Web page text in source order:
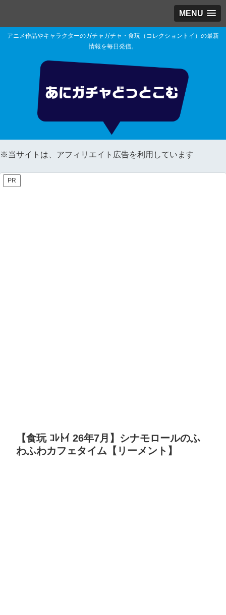
MENU
アニメ作品やキャラクターのガチャガチャ・食玩（コレクショントイ）の最新
情報を毎日発信。
※当サイトは、アフィリエイト広告を利用しています
PR
【食玩 ｺﾚﾄｲ 26年7月】シナモロールのふ
わふわカフェタイム【リーメント】